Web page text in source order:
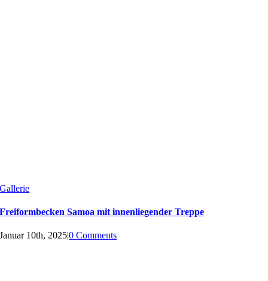
Gallerie
Freiformbecken Samoa mit innenliegender Treppe
Januar 10th, 2025|0 Comments